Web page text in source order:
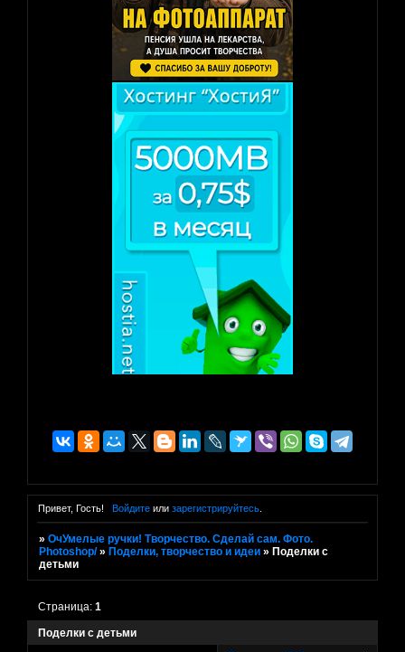
Привет, Гость! Войдитеили зарегистрируйтесь.
»ОчУмелые ручки! Творчество. Сделай сам. Фото.
Photoshop/ » Поделки, творчество и идеи » Поделки с
детьми
Поделки с детьми
Страница:1